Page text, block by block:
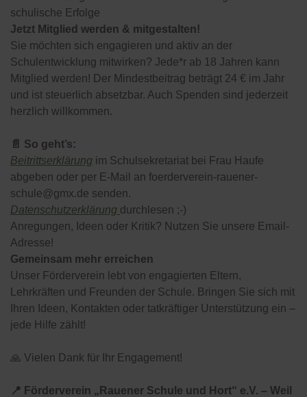
schulische Erfolge
Jetzt Mitglied werden & mitgestalten!
Sie möchten sich engagieren und aktiv an der
Schulentwicklung mitwirken? Jede*r ab 18 Jahren kann
Mitglied werden! Der Mindestbeitrag beträgt 24 € im Jahr
und ist steuerlich absetzbar. Auch Spenden sind jederzeit
herzlich willkommen.
📄 So geht’s:
Beitrittserklärung im Schulsekretariat bei Frau Haufe
abgeben oder per E-Mail an foerderverein-rauener-
schule@gmx.de senden.
Datenschutzerklärung durchlesen ;-)
Anregungen, Ideen oder Kritik? Nutzen Sie unsere Email-
Adresse!
Gemeinsam mehr erreichen
Unser Förderverein lebt von engagierten Eltern,
Lehrkräften und Freunden der Schule. Bringen Sie sich mit
Ihren Ideen, Kontakten oder tatkräftiger Unterstützung ein –
jede Hilfe zählt!
🙏 Vielen Dank für Ihr Engagement!
📍 Förderverein „Rauener Schule und Hort“ e.V. – Weil